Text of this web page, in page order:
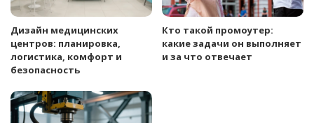
Дизайн медицинских
центров: планировка,
логистика, комфорт и
безопасность
Кто такой промоутер:
какие задачи он выполняет
и за что отвечает